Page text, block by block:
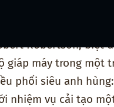
Robertson, biệt
giáp máy trong một
phối siêu anh
nhiệm vụ cải tạo